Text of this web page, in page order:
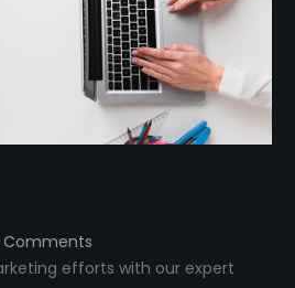
Comments
efforts with our expert